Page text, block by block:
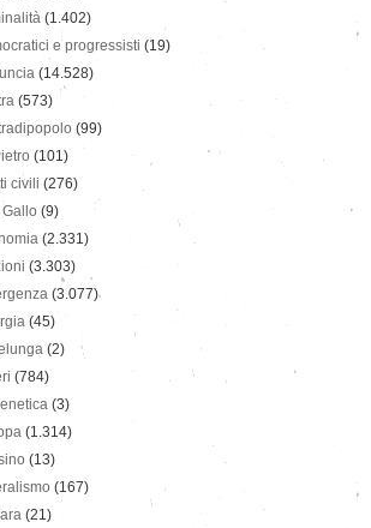
(1.402)
e progressisti (19)
(14.528)
(573)
(99)
(101)
civili (276)
(9)
(2.331)
(3.303)
(3.077)
(45)
(2)
(784)
(3)
(1.314)
(13)
(167)
(21)